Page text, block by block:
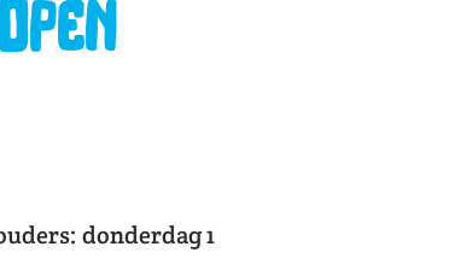
donderdag 1